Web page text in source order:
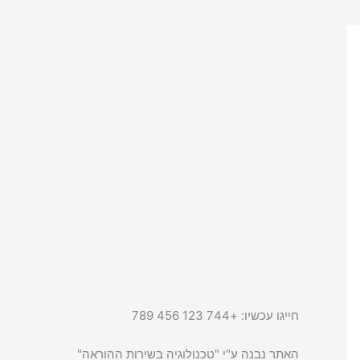
חייגו עכשיו: +744 123 456 789
האתר נבנה ע"י "טכנולוגיה בשירות ההוראה"